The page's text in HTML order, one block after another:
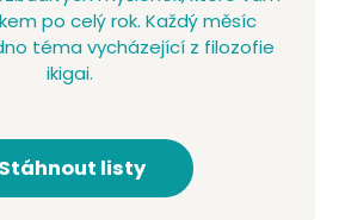
po celý rok. Každý měsíc
téma vycházející z filozofie
ikigai.
Stáhnout listy